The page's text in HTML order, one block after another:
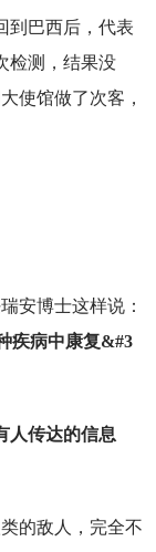
到巴西后，代表
检测，结果没
使馆做了次客，
安博士这样说：
疾病中康复&#3
人传达的信息
的敌人，完全不